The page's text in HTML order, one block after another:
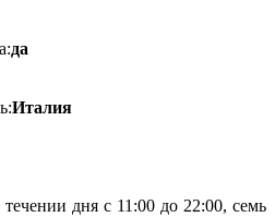
да
Италия
течении дня с 11:00 до 22:00, семь